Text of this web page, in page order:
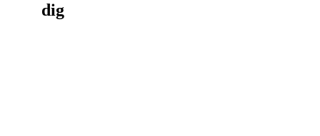
dig